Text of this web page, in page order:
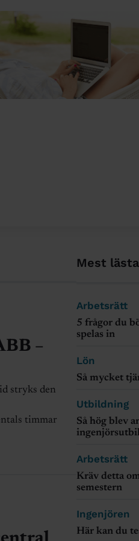
–
stryks den
timmar
Mest lästa
Arbetsrätt
5 frågor du
spelas in
Lön
Så mycket
Utbildning
Så hög blev
Arbetsrätt
Kräv detta
semestern
Ingenjören
Här kan du